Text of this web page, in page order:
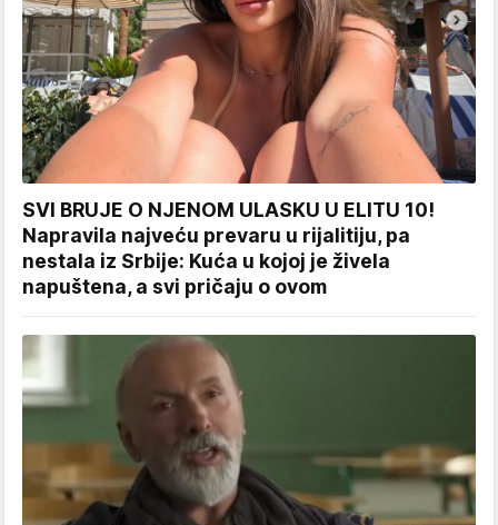
SVI BRUJE O NJENOM ULASKU U ELITU 10!
Napravila najveću prevaru u rijalitiju, pa
nestala iz Srbije: Kuća u kojoj je živela
napuštena, a svi pričaju o ovom